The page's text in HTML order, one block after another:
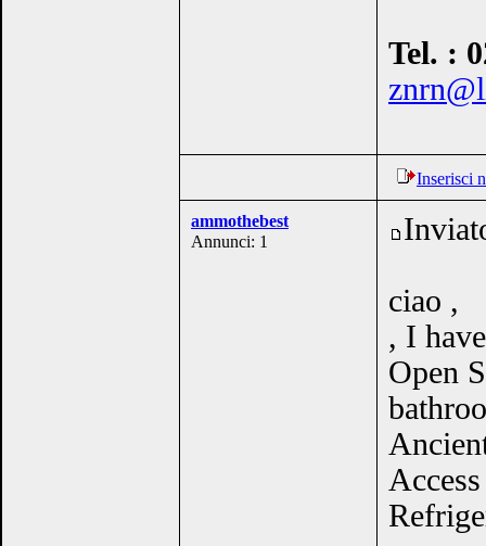
Tel. :
Inserisci
ammothebest
Annunci: 1
ciao ,
, I
Open